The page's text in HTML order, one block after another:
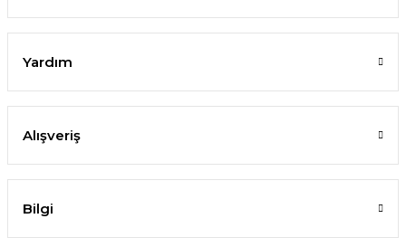
Yardım
Alışveriş
Bilgi